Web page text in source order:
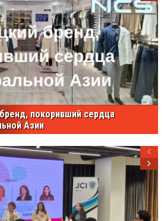
покоривший сердца
Азии